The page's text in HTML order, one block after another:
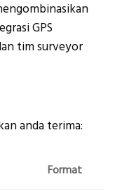
GPS
tim surveyor
anda terima:
Format